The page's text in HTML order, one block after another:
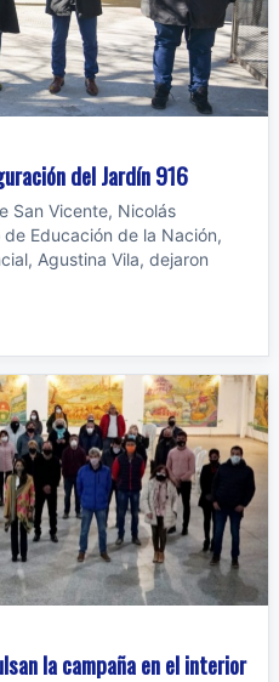
del Jardín 916
San Vicente, Nicolás
Educación de la Nación,
Agustina Vila, dejaron
la campaña en el interior